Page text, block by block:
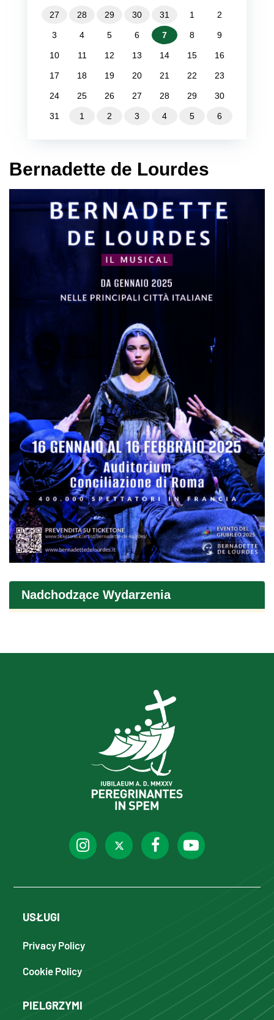
27 28 29 30 31 1 2
3 4 5 6 7 8 9
10 11 12 13 14 15 16
17 18 19 20 21 22 23
24 25 26 27 28 29 30
31 1 2 3 4 5 6
Bernadette de Lourdes
Nadchodzące Wydarzenia
USŁUGI
Privacy Policy
Cookie Policy
PIELGRZYMI